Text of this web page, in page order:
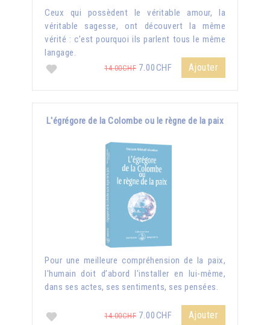
Ceux qui possèdent le véritable amour, la
véritable sagesse, ont découvert la même
vérité : c’est pourquoi ils parlent tous le même
langage.
14.00CHF 7.00CHF Ajouter
L'égrégore de la Colombe ou le règne de la paix
Pour une meilleure compréhension de la paix,
l'humain doit d’abord l'installer en lui-même,
dans ses actes, ses sentiments, ses pensées.
14.00CHF 7.00CHF Ajouter